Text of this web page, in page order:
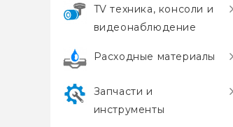
TV техника, консоли и
видеонаблюдение
Расходные материалы
Запчасти и
инструменты